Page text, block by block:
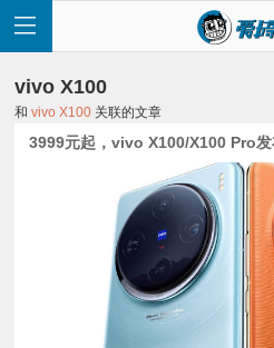
vivo X100
和vivo X100 关联的文章